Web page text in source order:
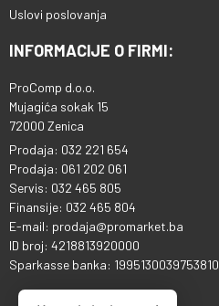
Uslovi poslovanja
INFORMACIJE O FIRMI:
ProComp d.o.o.
Mujagića sokak 15
72000 Zenica
Prodaja: 032 221 654
Prodaja: 061 202 061
Servis: 032 465 805
Finansije: 032 465 804
E-mail: prodaja@promarket.ba
ID broj: 4218813920000
Sparkasse banka: 1995130039753810